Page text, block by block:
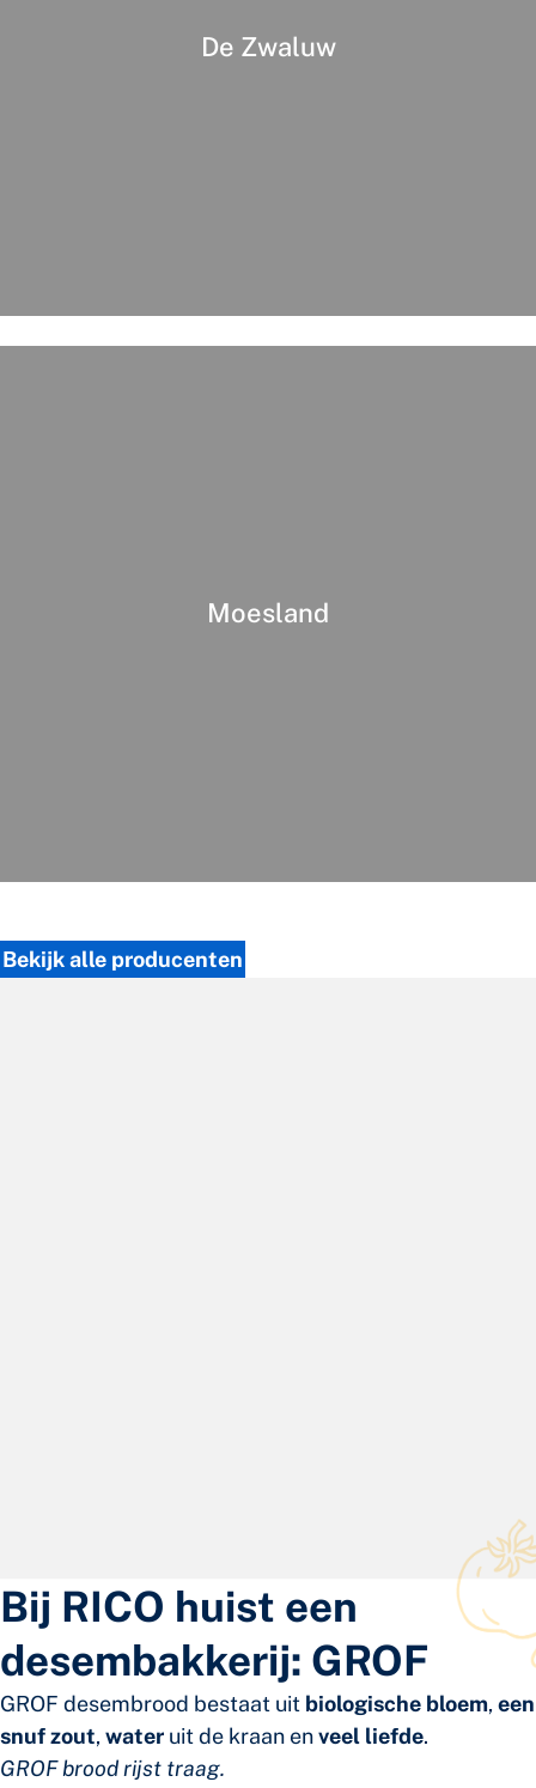
De Zwaluw
Moesland
Bekijk alle producenten
Bij RICO huist een
desembakkerij: GROF
GROF desembrood bestaat uit biologische bloem,een
snuf zout,water uit de kraan enveel liefde.
GROF brood rijst traag.